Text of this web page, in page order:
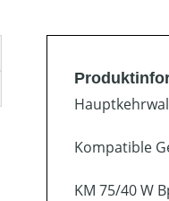
Kompatible
KM 75/40 W